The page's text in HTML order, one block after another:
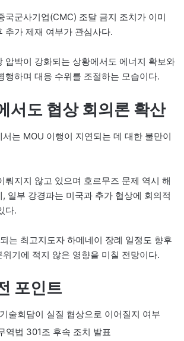
국군사기업(CMC) 조달 금지 조치가 이미
추가 제재 여부가 관심사다.
압박이 강화되는 상황에서도 에너지 확보와
행하며 대응 수위를 조절하는 모습이다.
서도 협상 회의론 확산
는 MOU 이행이 지연되는 데 대한 불만이
뤄지지 않고 있으며 호르무즈 문제 역시 해
일부 강경파는 미국과 추가 협상에 회의적
다.
는 최고지도자 하메네이 장례 일정도 향후
기에 적지 않은 영향을 미칠 전망이다.
포인트
술회담이 실질 협상으로 이어질지 여부
역법 301조 후속 조치 발표